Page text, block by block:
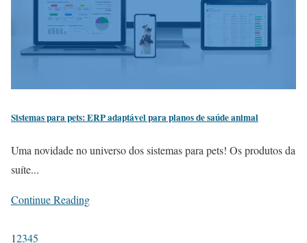
Sistemas para pets: ERP adaptável para planos de saúde animal
Uma novidade no universo dos sistemas para pets! Os produtos da
suíte...
Continue Reading
12345